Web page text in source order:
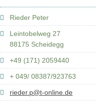
Rieder Peter
Leintobelweg 27
88175 Scheidegg
+49 (171) 2059440
+ 049/ 08387/923763
rieder.p@t-online.de